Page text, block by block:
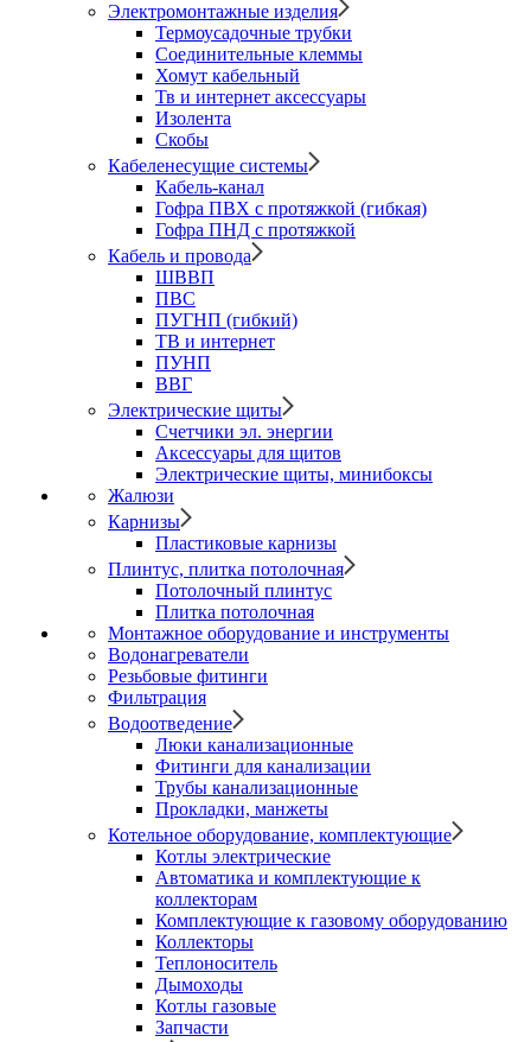
Электромонтажные изделия
Термоусадочные трубки
Соединительные клеммы
Хомут кабельный
Тв и интернет аксессуары
Изолента
Скобы
Кабеленесущие системы
Кабель-канал
Гофра ПВХ с протяжкой (гибкая)
Гофра ПНД с протяжкой
Кабель и провода
ШВВП
ПВС
ПУГНП (гибкий)
ТВ и интернет
ПУНП
ВВГ
Электрические щиты
Счетчики эл. энергии
Аксессуары для щитов
Электрические щиты, минибоксы
Жалюзи
Карнизы
Пластиковые карнизы
Плинтус, плитка потолочная
Потолочный плинтус
Плитка потолочная
Монтажное оборудование и инструменты
Водонагреватели
Резьбовые фитинги
Фильтрация
Водоотведение
Люки канализационные
Фитинги для канализации
Трубы канализационные
Прокладки, манжеты
Котельное оборудование, комплектующие
Котлы электрические
Автоматика и комплектующие к
коллекторам
Комплектующие к газовому оборудованию
Коллекторы
Теплоноситель
Дымоходы
Котлы газовые
Запчасти